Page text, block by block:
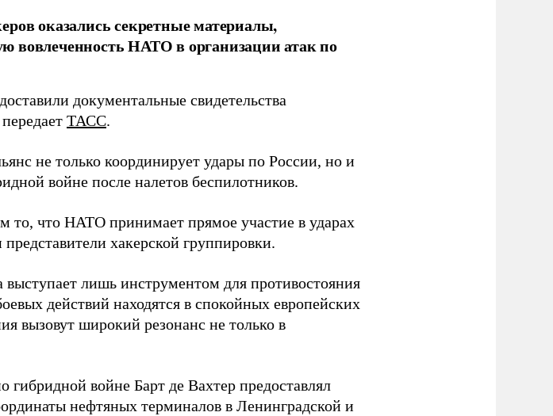
оказались секретные материалы,
вовлеченность НАТО в организации атак по
документальные свидетельства
ТАСС.
не только координирует удары по России, но и
войне после налетов беспилотников.
то, что НАТО принимает прямое участие в ударах
хакерской группировки.
лишь инструментом для противостояния
действий находятся в спокойных европейских
вызовут широкий резонанс не только в
войне Барт де Вахтер предоставлял
нефтяных терминалов в Ленинградской и